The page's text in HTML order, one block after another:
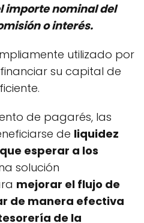
importe nominal del
o interés.
utilizado por
su capital de
de pagarés, las
de liquidez
esperar a los
solución
mejorar el flujo de
de manera efectiva
de la